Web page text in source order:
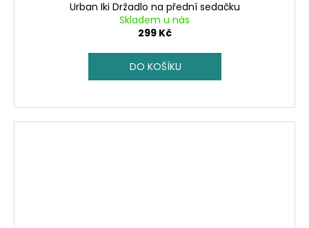
Urban Iki Držadlo na přední sedačku
Skladem u nás
299 Kč
DO KOŠÍKU